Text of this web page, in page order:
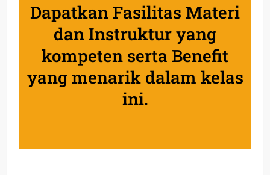
Dapatkan Fasilitas Materi
dan Instruktur yang
kompeten serta Benefit
yang menarik dalam kelas
ini.